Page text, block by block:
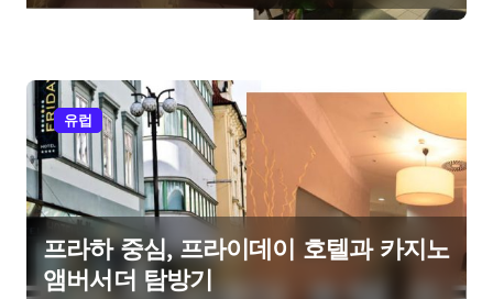
유럽
프라하 중심, 프라이데이 호텔과 카지노
앰버서더 탐방기